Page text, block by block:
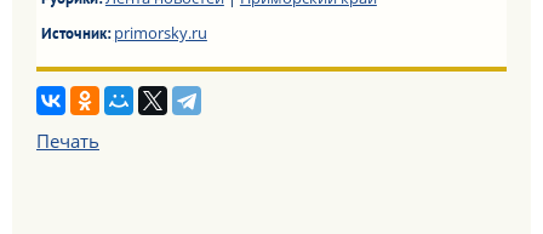
Источник:primorsky.ru
Печать